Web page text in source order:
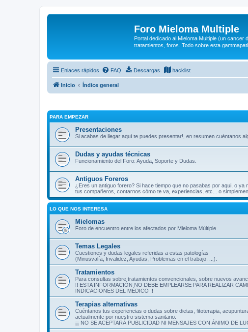
Foro Mieloma Multiple
Portal dedicado al Mieloma Multiple (un cancer
tratamientos, foros. Todo sobre esta
Enlaces rápidos FAQ Descargas hacklist
Inicio Índice general
PARA EMPEZAR
Presentaciones
Si acabas de llegar aquí te puedes presentar!, en resumen cuéntanos
Dudas y ayudas técnicas
Funcionamiento del Foro: Ayuda, Soporte y Dudas.
Antiguos Foreros
¿Eres un antiguo forero? Si hace tiempo que no pasabas por aqui, o
tus compañeros, contarnos cómo te va, experiencias, etc... o
LO QUE NOS INTERESA
Mielomas
Foro de encuentro entre los afectados por Mieloma Múltiple
Temas Legales
Cuestiones y dudas legales referidas a estas patologías
(Minusvalía, Invalidez, Ayudas, Problemas en el trabajo, ...).
Tratamientos
Para consultas sobre tratamientos convencionales, sobre nuevos
!! ESTA INFORMACIÓN NO DEBE EMPLEARSE PARA REALIZAR
INDICACIONES DEL MÉDICO !!
Terapias alternativas
Cuéntanos tus experiencias o dudas sobre dietas, fitoterapia,
actualmente por nuestro sistema sanitario.
¡¡ NO SE ACEPTARÁ PUBLICIDAD NI MENSAJES CON ÁNIMO DE